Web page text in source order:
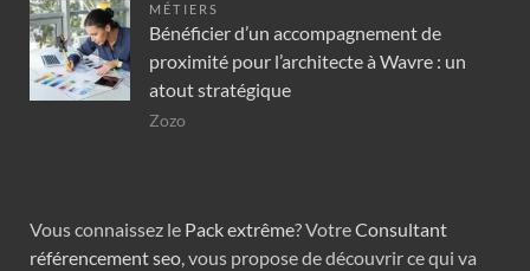
MÉTIERS
Bénéficier d’un accompagnement de
proximité pour l’architecte à Wavre : un
atout stratégique
Zozo
Vous connaissez le Pack extrême? VotreConsultant
référencement seo, vous propose de découvrir ce qui va